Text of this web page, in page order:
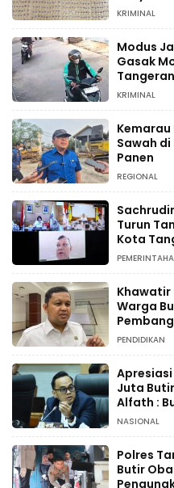
KRIMINAL
Modus
Gasak
KRIMINAL
Kemarau
Sawah
Panen
REGIONAL
Turun
Kota
Khawatir
Warga
PENDIDIKAN
Juta
Alfath :
Jalankan
NASIONAL
Polres
Butir